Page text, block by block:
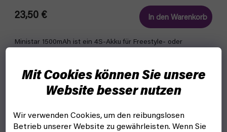
Mit Cookies können Sie unsere
Website besser nutzen
Wir verwenden Cookies, um den reibungslosen
Betrieb unserer Website zu gewährleisten. Wenn Sie
23,50 € In den Warenkorb
Ministar 1500mAh ist ein 4S-Akku für Freestyle- oder